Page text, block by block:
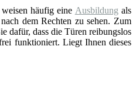
häufig eine Ausbildungals
dem Rechten zu sehen. Zum
dafür, dass die Türen reibungslos
funktioniert. Liegt Ihnen dieses